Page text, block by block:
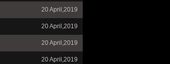
20 April,2019
20 April,2019
20 April,2019
20 April,2019